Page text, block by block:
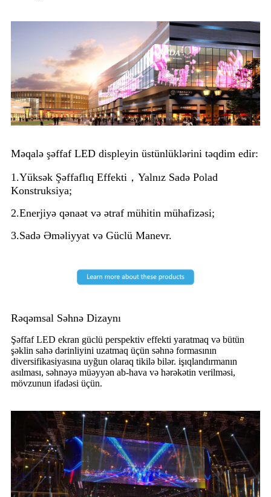
Məqalə şəffaf LED displeyin üstünlüklərini təqdim edir:
1.Yüksək Şəffaflıq Effekti，Yalnız Sadə Polad
Konstruksiya;
2.Enerjiyə qənaət və ətraf mühitin mühafizəsi;
3.Sadə Əməliyyat və Güclü Manevr.
Rəqəmsal Səhnə Dizaynı
Şəffaf LED ekran güclü perspektiv effekti yaratmaq və bütün
şəklin sahə dərinliyini uzatmaq üçün səhnə formasının
diversifikasiyasına uyğun olaraq tikilə bilər. işıqlandırmanın
asılması, səhnəyə müəyyən ab-hava və hərəkətin verilməsi,
mövzunun ifadəsi üçün.